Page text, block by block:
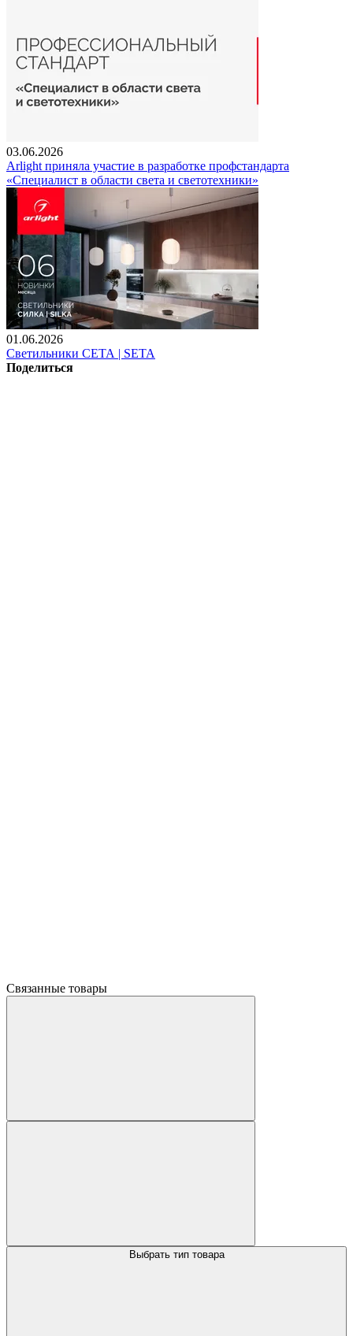
03.06.2026
Arlight приняла участие в разработке профстандарта
«Специалист в области света и светотехники»
01.06.2026
Светильники СЕТА | SETA
Поделиться
Связанные товары
Выбрать тип товара